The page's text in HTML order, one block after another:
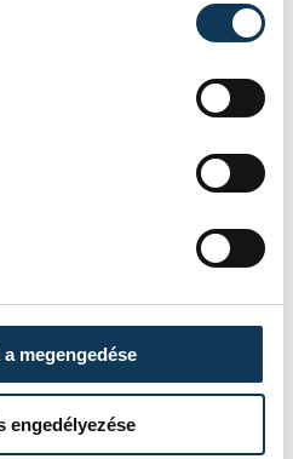
megengedése
engedélyezése